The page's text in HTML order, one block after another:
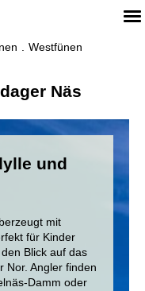
Westfünen
Näs
und
mit
für Kinder
Blick auf das
Nor. Angler finden
Damm oder